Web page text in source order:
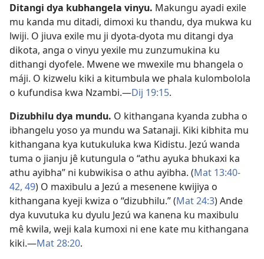
Ditangi dya kubhangela vinyu. Makungu ayadi exile
mu kanda mu ditadi, dimoxi ku thandu, dya mukwa ku
lwiji. O jiuva exile mu ji dyota-dyota mu ditangi dya
dikota, anga o vinyu yexile mu zunzumukina ku
dithangi dyofele. Mwene we mwexile mu bhangela o
máji. O kizwelu kiki a kitumbula we phala kulombolola
o kufundisa kwa Nzambi.—Dij 19:15.
Dizubhilu dya mundu. O kithangana kyanda zubha o
ibhangelu yoso ya mundu wa Satanaji. Kiki kibhita mu
kithangana kya kutukuluka kwa Kidistu. Jezú wanda
tuma o jianju jê kutungula o “athu ayuka bhukaxi ka
athu ayibha” ni kubwikisa o athu ayibha. (Mat 13:40-
42, 49) O maxibulu a Jezú a mesenene kwijiya o
kithangana kyeji kwiza o “dizubhilu.” (Mat 24:3) Ande
dya kuvutuka ku dyulu Jezú wa kanena ku maxibulu
mê kwila, weji kala kumoxi ni ene kate mu kithangana
kiki.—Mat 28:20.